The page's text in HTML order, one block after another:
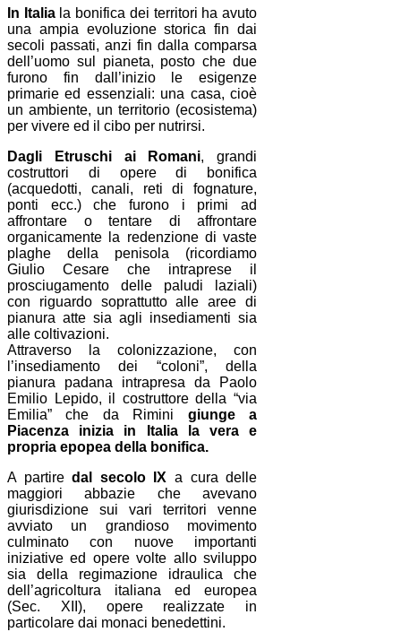
In Italiala bonifica dei territori ha avuto
una ampia evoluzione storica fin dai
secoli passati, anzi fin dalla comparsa
dell’uomo sul pianeta, posto che due
furono fin dall’inizio le esigenze
primarie ed essenziali: una casa, cioè
un ambiente, un territorio (ecosistema)
per vivere ed il cibo per nutrirsi.
Dagli Etruschi ai Romani, grandi
costruttori di opere di bonifica
(acquedotti, canali, reti di fognature,
ponti ecc.) che furono i primi ad
affrontare o tentare di affrontare
organicamente la redenzione di vaste
plaghe della penisola (ricordiamo
Giulio Cesare che intraprese il
prosciugamento delle paludi laziali)
con riguardo soprattutto alle aree di
pianura atte sia agli insediamenti sia
alle coltivazioni.
Attraverso la colonizzazione, con
l’insediamento dei “coloni”, della
pianura padana intrapresa da Paolo
Emilio Lepido, il costruttore della “via
Emilia” che da Rimini giunge a
Piacenza inizia in Italia la vera e
propria epopea della bonifica.
A partiredal secolo IX a cura delle
maggiori abbazie che avevano
giurisdizione sui vari territori venne
avviato un grandioso movimento
culminato con nuove importanti
iniziative ed opere volte allo sviluppo
sia della regimazione idraulica che
dell’agricoltura italiana ed europea
(Sec. XII), opere realizzate in
particolare dai monaci benedettini.